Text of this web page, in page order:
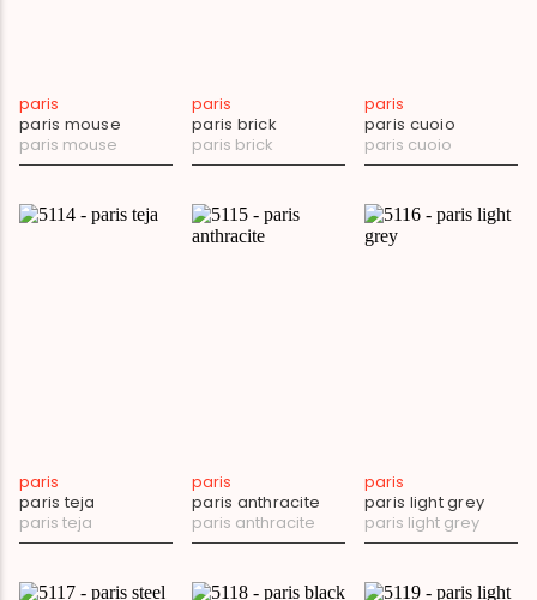
paris
paris mouse
paris mouse
paris
paris brick
paris brick
paris
paris cuoio
paris cuoio
paris
paris teja
paris teja
paris
paris anthracite
paris anthracite
paris
paris light grey
paris light grey